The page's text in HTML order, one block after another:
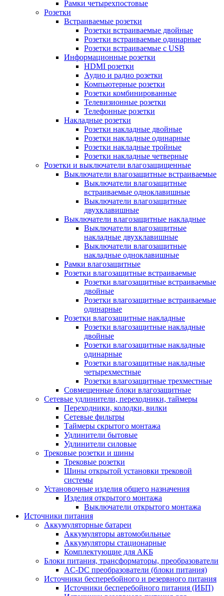
Рамки четырехпостовые
Розетки
Встраиваемые розетки
Розетки встраиваемые двойные
Розетки встраиваемые одинарные
Розетки встраиваемые с USB
Информационные розетки
HDMI розетки
Аудио и радио розетки
Компьютерные розетки
Розетки комбинированные
Телевизионные розетки
Телефонные розетки
Накладные розетки
Розетки накладные двойные
Розетки накладные одинарные
Розетки накладные тройные
Розетки накладные четверные
Розетки и выключатели влагозащищенные
Выключатели влагозащитные встраиваемые
Выключатели влагозащитные
встраиваемые одноклавишные
Выключатели влагозащитные
двухклавишные
Выключатели влагозащитные накладные
Выключатели влагозащитные
накладные двухклавишные
Выключатели влагозащитные
накладные одноклавишные
Рамки влагозащитные
Розетки влагозащитные встраиваемые
Розетки влагозащитные встраиваемые
двойные
Розетки влагозащитные встраиваемые
одинарные
Розетки влагозащитные накладные
Розетки влагозащитные накладные
двойные
Розетки влагозащитные накладные
одинарные
Розетки влагозащитные накладные
четырехместные
Розетки влагозащитные трехместные
Совмещенные блоки влагозащитные
Сетевые удлинители, переходники, таймеры
Переходники, колодки, вилки
Сетевые фильтры
Таймеры скрытого монтажа
Удлинители бытовые
Удлинители силовые
Трековые розетки и шины
Трековые розетки
Шины открытой установки трековой
системы
Установочные изделия общего назначения
Изделия открытого монтажа
Выключатели открытого монтажа
Источники питания
Аккумуляторные батареи
Аккумуляторы автомобильные
Аккумуляторы стационарные
Комплектующие для АКБ
Блоки питания, трансформаторы, преобразователи
AC-DC преобразователи (блоки питания)
Источники бесперебойного и резервного питания
Источники бесперебойного питания (ИБП)